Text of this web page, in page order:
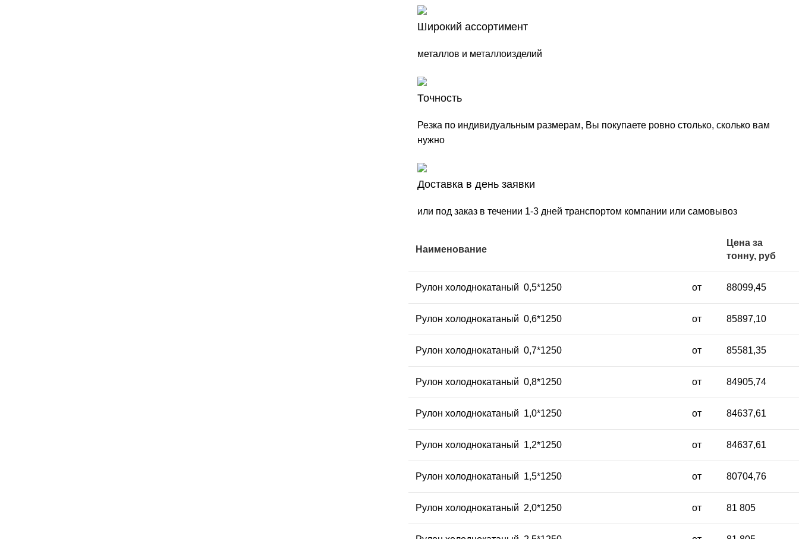
Широкий ассортимент
металлов и металлоизделий
Точность
Резка по индивидуальным размерам, Вы покупаете ровно столько, сколько вам
нужно
Доставка в день заявки
или под заказ в течении 1-3 дней транспортом компании или самовывоз
Наименование
Цена за
тонну, руб
Рулон холоднокатаный 0,5*1250 от 88099,45
Рулон холоднокатаный 0,6*1250 от 85897,10
Рулон холоднокатаный 0,7*1250 от 85581,35
Рулон холоднокатаный 0,8*1250 от 84905,74
Рулон холоднокатаный 1,0*1250 от 84637,61
Рулон холоднокатаный 1,2*1250 от 84637,61
Рулон холоднокатаный 1,5*1250 от 80704,76
Рулон холоднокатаный 2,0*1250 от 81 805